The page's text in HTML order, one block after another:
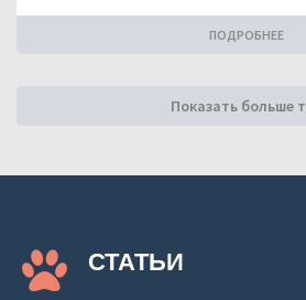
ПОДРОБНЕЕ
Показать больше
СТАТЬИ